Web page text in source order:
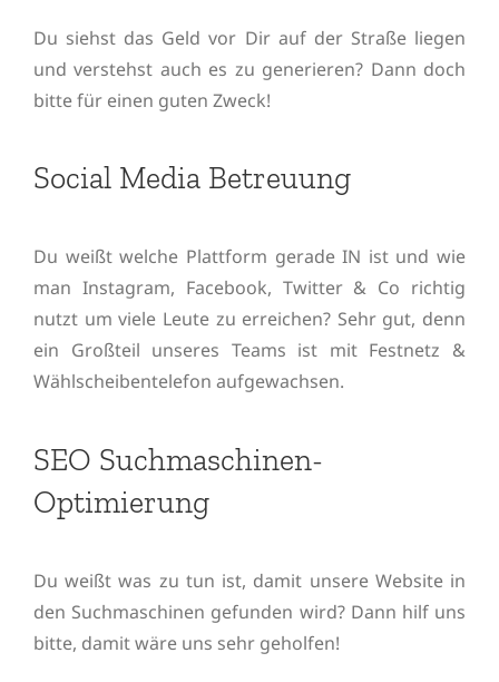
Du siehst das Geld vor Dir auf der Straße liegen
und verstehst auch es zu generieren? Dann doch
bitte für einen guten Zweck!
Social Media Betreuung
Du weißt welche Plattform gerade IN ist und wie
man Instagram, Facebook, Twitter & Co richtig
nutzt um viele Leute zu erreichen? Sehr gut, denn
ein Großteil unseres Teams ist mit Festnetz &
Wählscheibentelefon aufgewachsen.
SEO Suchmaschinen-
Optimierung
Du weißt was zu tun ist, damit unsere Website in
den Suchmaschinen gefunden wird? Dann hilf uns
bitte, damit wäre uns sehr geholfen!